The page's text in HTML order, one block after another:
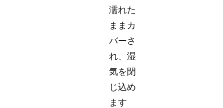
濡れた
ままカ
バーさ
れ、湿
気を閉
じ込め
ます